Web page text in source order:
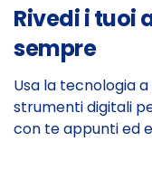
Rivedi i tuoi
sempre
Usa la tecnologia
strumenti digitali
con te appunti ed